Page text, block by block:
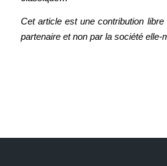
Cet article est une contribution
partenaire et non par la société elle-